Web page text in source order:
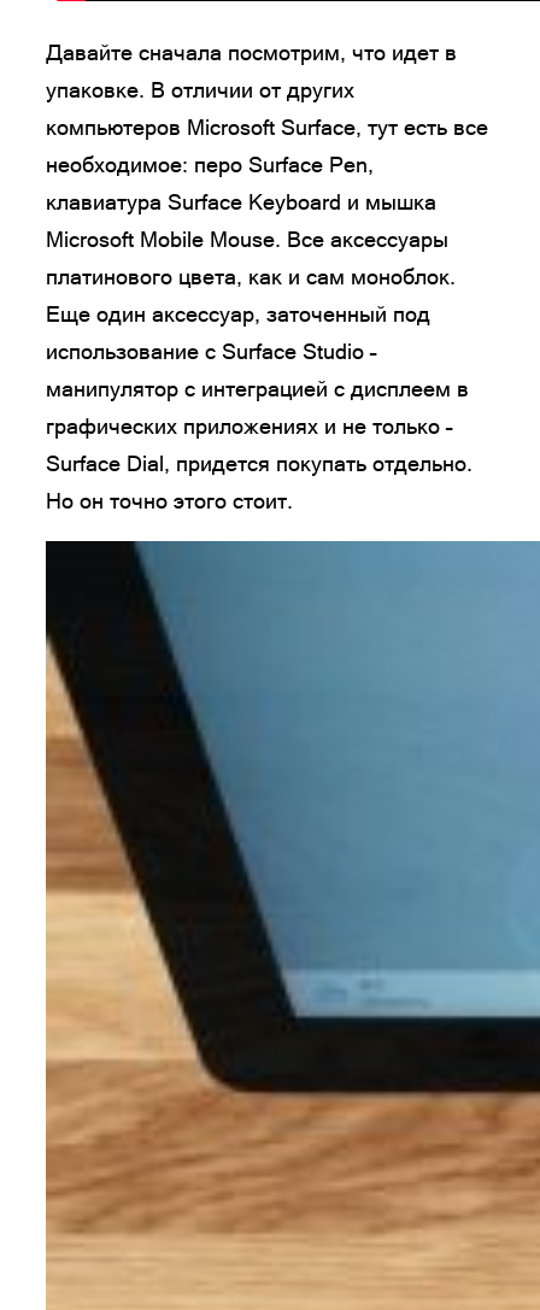
Давайте сначала посмотрим, что идет в
упаковке. В отличии от других
компьютеров Microsoft Surface, тут есть все
необходимое: перо Surface Pen,
клавиатура Surface Keyboard и мышка
Microsoft Mobile Mouse. Все аксессуары
платинового цвета, как и сам моноблок.
Еще один аксессуар, заточенный под
использование с Surface Studio –
манипулятор с интеграцией с дисплеем в
графических приложениях и не только –
Surface Dial, придется покупать отдельно.
Но он точно этого стоит.